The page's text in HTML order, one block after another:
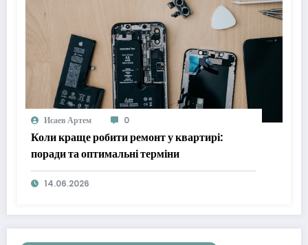
Исаев Артем 0
Коли краще робити ремонт у квартирі:
поради та оптимальні терміни
14.06.2026